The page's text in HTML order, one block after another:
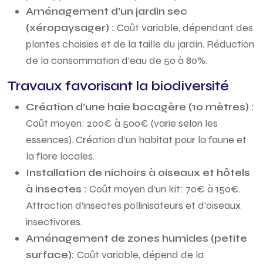
Aménagement d’un jardin sec
(xéropaysager) : Coût variable, dépendant des
plantes choisies et de la taille du jardin. Réduction
de la consommation d’eau de 50 à 80%.
Travaux favorisant la biodiversité
Création d’une haie bocagère (10 mètres) :
Coût moyen: 200€ à 500€ (varie selon les
essences). Création d’un habitat pour la faune et
la flore locales.
Installation de nichoirs à oiseaux et hôtels
à insectes : Coût moyen d’un kit: 70€ à 150€.
Attraction d’insectes pollinisateurs et d’oiseaux
insectivores.
Aménagement de zones humides (petite
surface): Coût variable, dépend de la